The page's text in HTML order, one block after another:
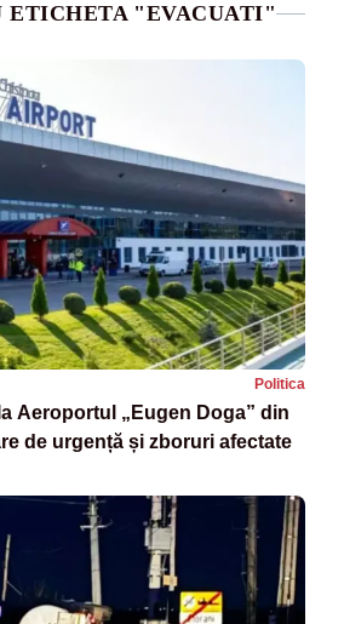
ETICHETA "EVACUATI"
Politica
Aeroportul „Eugen Doga” din
de urgență și zboruri afectate